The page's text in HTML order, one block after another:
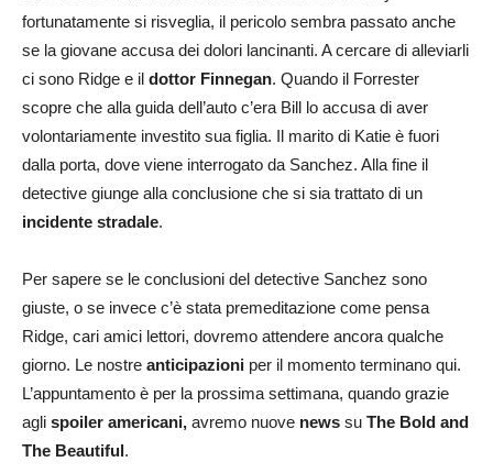
fortunatamente si risveglia, il pericolo sembra passato anche
se la giovane accusa dei dolori lancinanti. A cercare di alleviarli
ci sono Ridge e il dottor Finnegan. Quando il Forrester
scopre che alla guida dell’auto c’era Bill lo accusa di aver
volontariamente investito sua figlia. Il marito di Katie è fuori
dalla porta, dove viene interrogato da Sanchez. Alla fine il
detective giunge alla conclusione che si sia trattato di un
incidente stradale.
Per sapere se le conclusioni del detective Sanchez sono
giuste, o se invece c’è stata premeditazione come pensa
Ridge, cari amici lettori, dovremo attendere ancora qualche
giorno. Le nostre anticipazioni per il momento terminano qui.
L’appuntamento è per la prossima settimana, quando grazie
agli spoiler americani, avremo nuove news su The Bold and
The Beautiful.